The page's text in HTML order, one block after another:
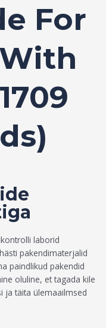
For
laborid
pakendimaterjalid
paindlikud pakendid
oluline, et tagada kile
ja täita ülemaailmsed